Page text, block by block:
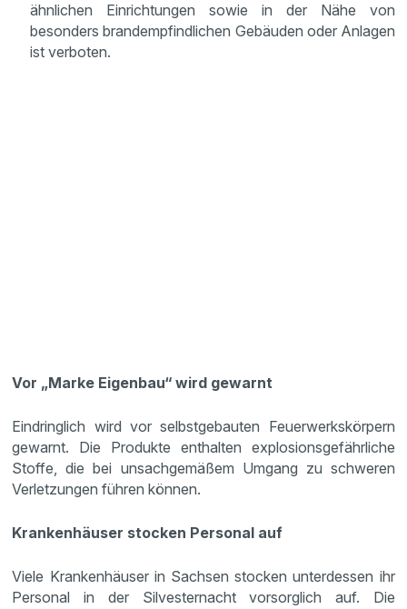
ähnlichen Einrichtungen sowie in der Nähe von
besonders brandempfindlichen Gebäuden oder Anlagen
ist verboten.
Vor „Marke Eigenbau“ wird gewarnt
Eindringlich wird vor selbstgebauten Feuerwerkskörpern
gewarnt. Die Produkte enthalten explosionsgefährliche
Stoffe, die bei unsachgemäßem Umgang zu schweren
Verletzungen führen können.
Krankenhäuser stocken Personal auf
Viele Krankenhäuser in Sachsen stocken unterdessen ihr
Personal in der Silvesternacht vorsorglich auf. Die